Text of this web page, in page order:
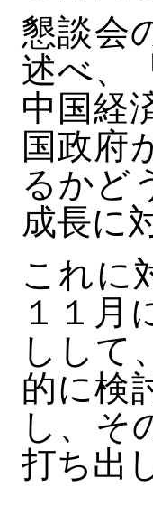
懇談会
述べ、
中国経
国政府
るかど
成長に
これに
１１月
しして
的に検
し、そ
打ち出